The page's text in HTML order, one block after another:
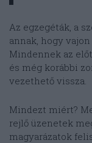
Az egzegéták, a
annak, hogy
Mindennek az
és még korábbi
vezethető vissza.
Mindezt miért?
rejlő üzenetek
magyarázatok